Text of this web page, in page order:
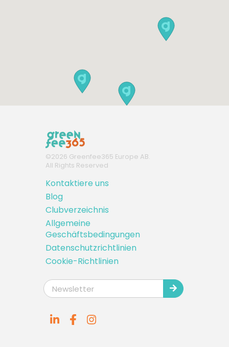
©2026 Greenfee365 Europe AB.
All Rights Reserved
Kontaktiere uns
Blog
Clubverzeichnis
Allgemeine
Geschäftsbedingungen
Datenschutzrichtlinien
Cookie-Richtlinien